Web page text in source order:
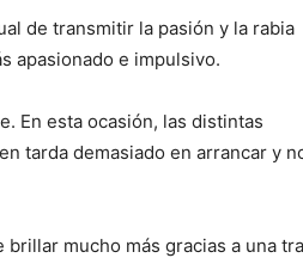
de transmitir la pasión y la rabia
apasionado e impulsivo.
En esta ocasión, las distintas
tarda demasiado en arrancar y
brillar mucho más gracias a una